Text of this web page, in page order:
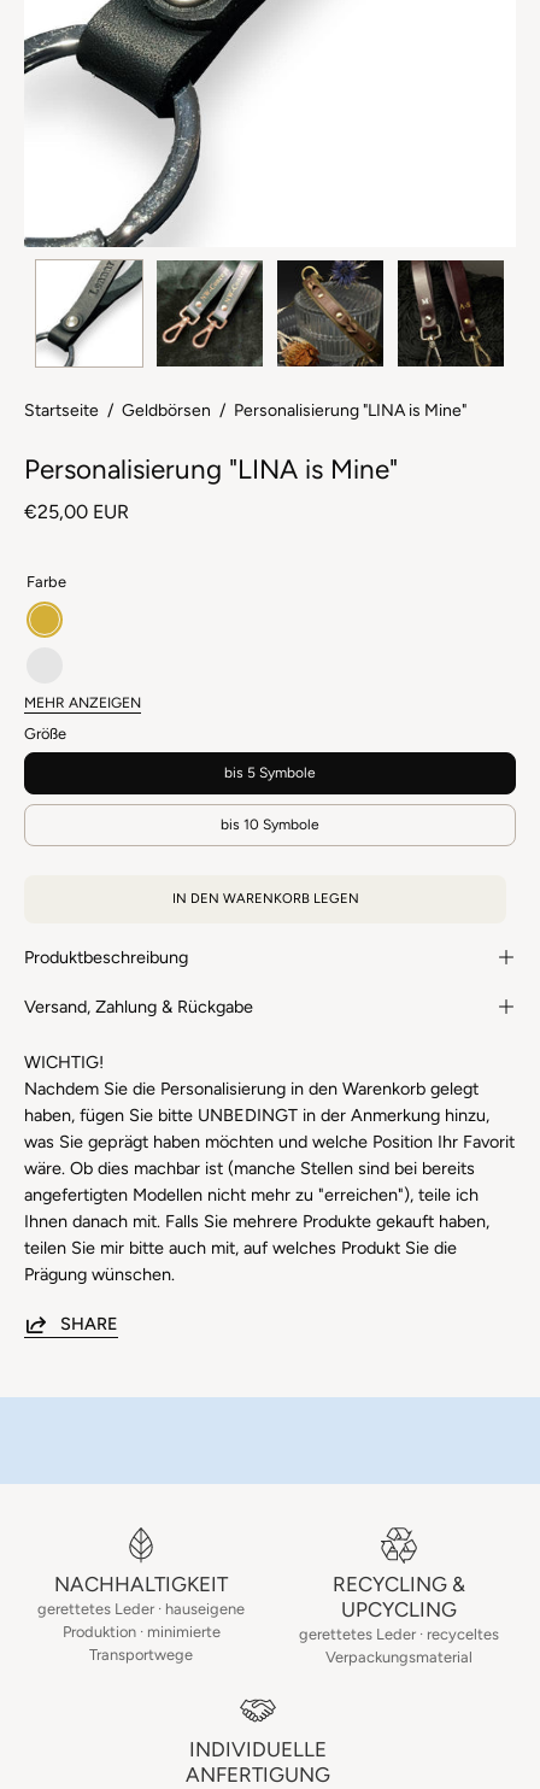
Startseite / Geldbörsen / Personalisierung "LINA is Mine"
Personalisierung "LINA is Mine"
€25,00 EUR
Größe
bis 5 Symbole
bis 10 Symbole
Farbe
gold
farblos
MEHR ANZEIGEN
IN DEN WARENKORB LEGEN
Produktbeschreibung
Versand, Zahlung & Rückgabe
WICHTIG!
Nachdem Sie die Personalisierung in den Warenkorb gelegt
haben, fügen Sie bitte UNBEDINGT in der Anmerkung hinzu,
was Sie geprägt haben möchten und welche Position Ihr Favorit
wäre. Ob dies machbar ist (manche Stellen sind bei bereits
angefertigten Modellen nicht mehr zu "erreichen"), teile ich
Ihnen danach mit. Falls Sie mehrere Produkte gekauft haben,
teilen Sie mir bitte auch mit, auf welches Produkt Sie die
Prägung wünschen.
SHARE
NACHHALTIGKEIT
gerettetes Leder · hauseigene
Produktion · minimierte
Transportwege
RECYCLING &
UPCYCLING
gerettetes Leder · recyceltes
Verpackungsmaterial
INDIVIDUELLE
ANFERTIGUNG